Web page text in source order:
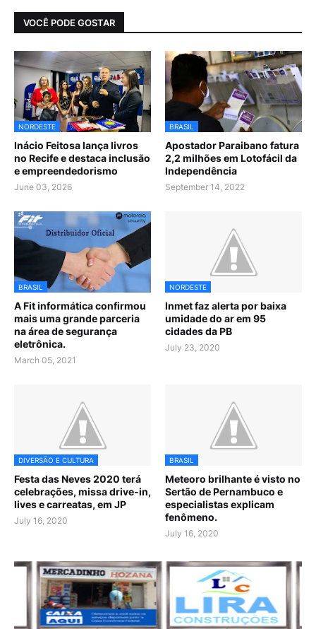
VOCÊ PODE GOSTAR
NORDESTE
Inácio Feitosa lança livros
no Recife e destaca inclusão
e empreendedorismo
June 03, 2026
BRASIL
Apostador Paraibano fatura
2,2 milhões em Lotofácil da
Independência
September 14, 2022
BRASIL
A Fit informática confirmou
mais uma grande parceria
na área de segurança
eletrônica.
March 05, 2021
NORDESTE
Inmet faz alerta por baixa
umidade do ar em 95
cidades da PB
July 23, 2020
DIVERSÃO E CULTURA
Festa das Neves 2020 terá
celebrações, missa drive-in,
lives e carreatas, em JP
July 16, 2020
BRASIL
Meteoro brilhante é visto no
Sertão de Pernambuco e
especialistas explicam
fenômeno.
July 16, 2020